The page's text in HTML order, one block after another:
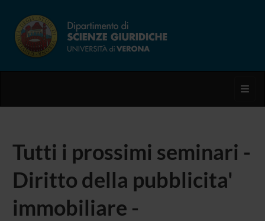
Tutti i prossimi seminari -
Diritto della pubblicita'
immobiliare -